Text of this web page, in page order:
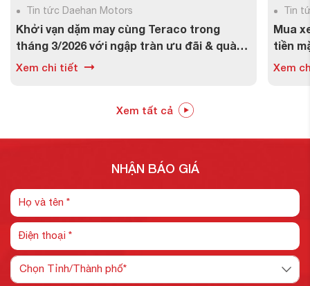
Tin tức Daehan Motors
Khởi vạn dặm may cùng Teraco trong
tháng 3/2026 với ngập tràn ưu đãi & quà
tặng
Xem chi tiết
Tin
Mua
tiền
7/2026
Xem
Xem tất cả
NHẬN BÁO GIÁ